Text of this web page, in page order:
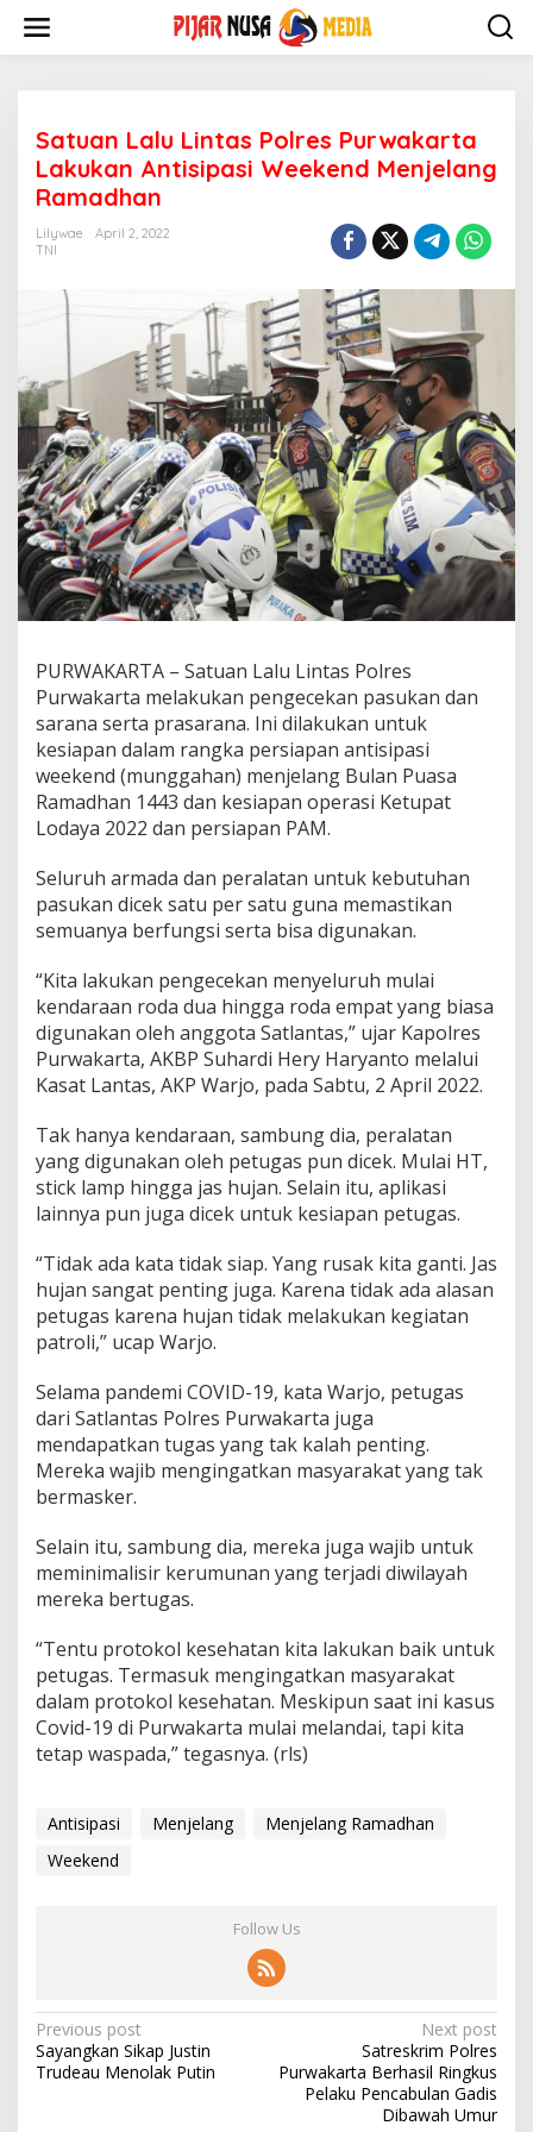
content
Satuan Lalu Lintas Polres Purwakarta
Lakukan Antisipasi Weekend Menjelang
Ramadhan
Lilywae
April 2, 2022
TNI
PURWAKARTA – Satuan Lalu Lintas Polres
Purwakarta melakukan pengecekan pasukan dan
sarana serta prasarana. Ini dilakukan untuk
kesiapan dalam rangka persiapan antisipasi
weekend (munggahan) menjelang Bulan Puasa
Ramadhan 1443 dan kesiapan operasi Ketupat
Lodaya 2022 dan persiapan PAM.
Seluruh armada dan peralatan untuk kebutuhan
pasukan dicek satu per satu guna memastikan
semuanya berfungsi serta bisa digunakan.
“Kita lakukan pengecekan menyeluruh mulai
kendaraan roda dua hingga roda empat yang biasa
digunakan oleh anggota Satlantas,” ujar Kapolres
Purwakarta, AKBP Suhardi Hery Haryanto melalui
Kasat Lantas, AKP Warjo, pada Sabtu, 2 April 2022.
Tak hanya kendaraan, sambung dia, peralatan
yang digunakan oleh petugas pun dicek. Mulai HT,
stick lamp hingga jas hujan. Selain itu, aplikasi
lainnya pun juga dicek untuk kesiapan petugas.
“Tidak ada kata tidak siap. Yang rusak kita ganti. Jas
hujan sangat penting juga. Karena tidak ada alasan
petugas karena hujan tidak melakukan kegiatan
patroli,” ucap Warjo.
Selama pandemi COVID-19, kata Warjo, petugas
dari Satlantas Polres Purwakarta juga
mendapatkan tugas yang tak kalah penting.
Mereka wajib mengingatkan masyarakat yang tak
bermasker.
Selain itu, sambung dia, mereka juga wajib untuk
meminimalisir kerumunan yang terjadi diwilayah
mereka bertugas.
“Tentu protokol kesehatan kita lakukan baik untuk
petugas. Termasuk mengingatkan masyarakat
dalam protokol kesehatan. Meskipun saat ini kasus
Covid-19 di Purwakarta mulai melandai, tapi kita
tetap waspada,” tegasnya. (rls)
Antisipasi Menjelang
Menjelang Ramadhan
Weekend
Follow Us
Post
navigation
Previous post
Sayangkan Sikap Justin
Trudeau Menolak Putin
Next post
Satreskrim Polres
Purwakarta Berhasil Ringkus
Pelaku Pencabulan Gadis
Dibawah Umur